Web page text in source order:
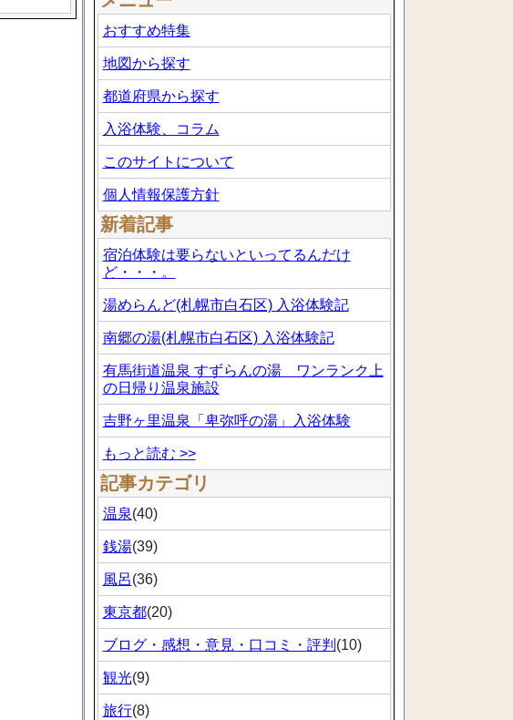
おすすめ特集
地図から探す
都道府県から探す
入浴体験、コラム
このサイトについて
個人情報保護方針
新着記事
宿泊体験は要らないといってるんだけ
ど・・・。
湯めらんど(札幌市白石区) 入浴体験記
南郷の湯(札幌市白石区) 入浴体験記
有馬街道温泉 すずらんの湯 ワンランク上
の日帰り温泉施設
吉野ヶ里温泉「卑弥呼の湯」入浴体験
もっと読む >>
記事カテゴリ
温泉(40)
銭湯(39)
風呂(36)
東京都(20)
ブログ・感想・意見・口コミ・評判 (10)
観光(9)
旅行(8)